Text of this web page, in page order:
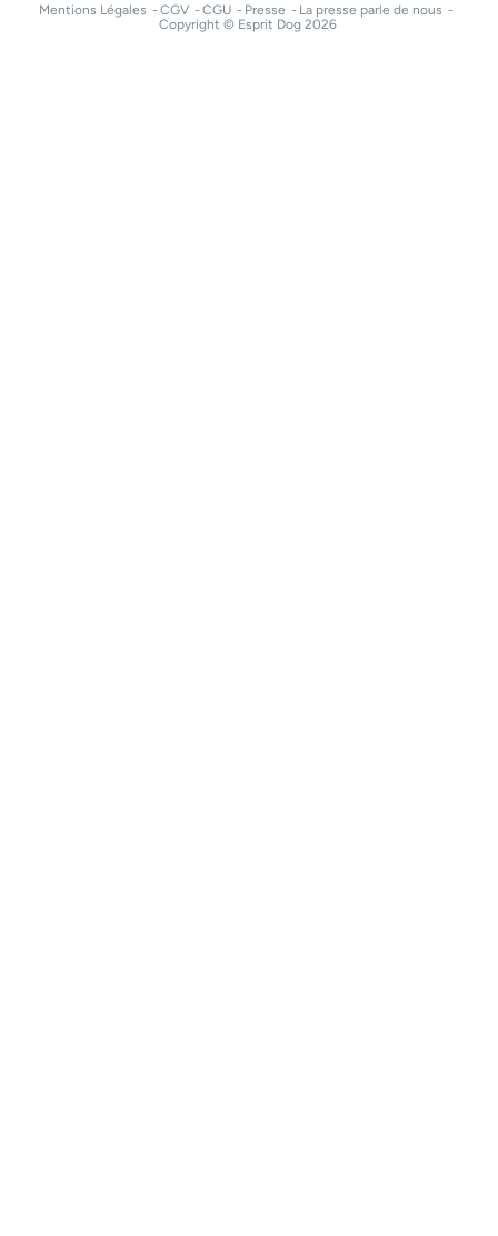
Mentions Légales CGV CGU Presse
La presse parle de nous
Copyright © Esprit Dog 2026